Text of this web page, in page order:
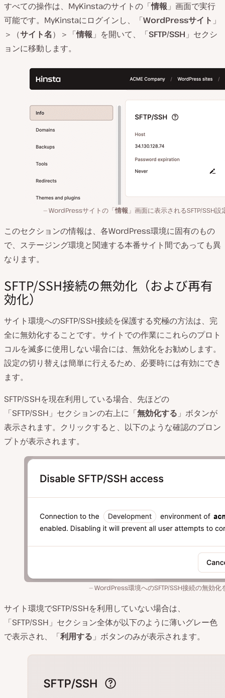
すべての操作は、MyKinstaのサイトの「情報 」画面で実行
可能です。MyKinstaにログインし、「WordPressサイト 」
＞（サイト名）＞「情報 」を開いて、「SFTP/SSH 」セクシ
ョンに移動します。
WordPressサイトの「情報 」画面に表示されるSFTP/SSH設
このセクションの情報は、各WordPress環境に固有のもの
で、ステージング環境と関連する本番サイト間であっても異
なります。
SFTP/SSH接続の無効化（および再有
効化）
サイト環境へのSFTP/SSH接続を保護する究極の方法は、完
全に無効化することです。サイトでの作業にこれらのプロト
コルを滅多に使用しない場合には、無効化をお勧めします。
設定の切り替えは簡単に行えるため、必要時には有効にでき
ます。
SFTP/SSHを現在利用している場合、先ほどの
「SFTP/SSH」セクションの右上に「無効化する 」ボタンが
表示されます。クリックすると、以下のような確認のプロン
プトが表示されます。
WordPress環境へのSFTP/SSH接続の無効化
サイト環境でSFTP/SSHを利用していない場合は、
「SFTP/SSH」セクション全体が以下のように薄いグレー色
で表示され、「利用する 」ボタンのみが表示されます。